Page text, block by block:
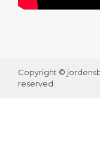
Copyright ©
reserved.